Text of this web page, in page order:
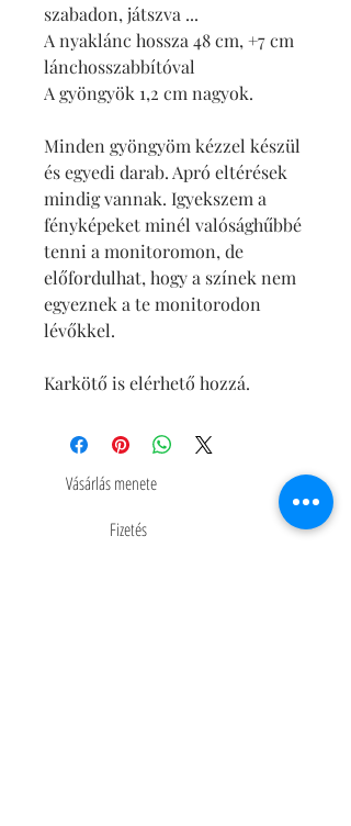
szabadon, játszva ...
A nyaklánc hossza 48 cm, +7 cm
lánchosszabbítóval
A gyöngyök 1,2 cm nagyok.
Minden gyöngyöm kézzel készül
és egyedi darab. Apró eltérések
mindig vannak. Igyekszem a
fényképeket minél valósághűbbé
tenni a monitoromon, de
előfordulhat, hogy a színek nem
egyeznek a te monitorodon
lévőkkel.
Karkötő is elérhető hozzá.
Vásárlás menete
Fizetés